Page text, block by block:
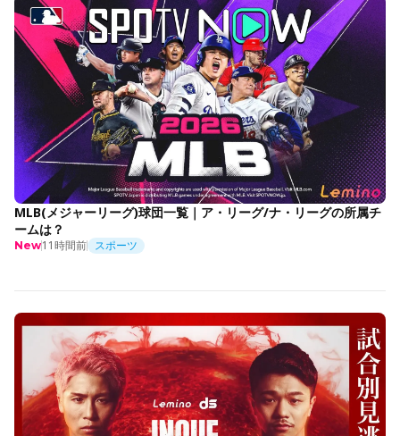
MLB(メジャーリーグ)球団一覧｜ア・リーグ/ナ・リーグの所属チ
ームは？
New11時間前 スポーツ